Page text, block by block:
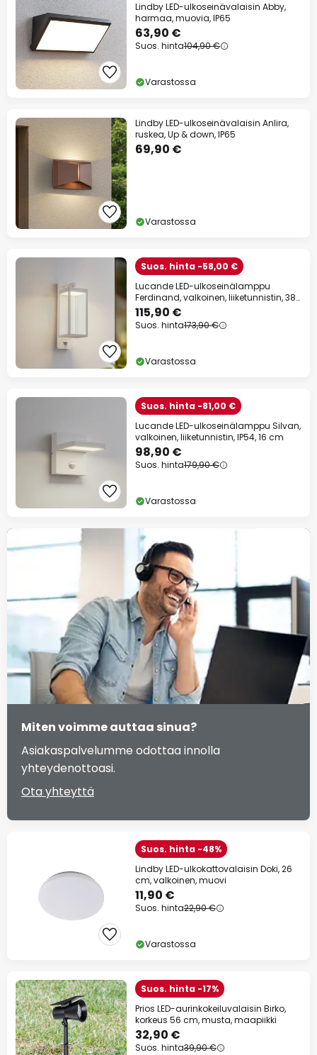
Lindby LED-ulkoseinävalaisin Abby,
harmaa, muovia, IP65
63,90 €
Suos. hinta104,90 €
Varastossa
Lindby LED-ulkoseinävalaisin Anlira,
ruskea, Up & down, IP65
69,90 €
Varastossa
Suos. hinta -58,00 €
Lucande LED-ulkoseinälamppu
Ferdinand, valkoinen, liiketunnistin, 38
cm
115,90 €
Suos. hinta173,90 €
Varastossa
Suos. hinta -81,00 €
Lucande LED-ulkoseinälamppu Silvan,
valkoinen, liiketunnistin, IP54, 16 cm
98,90 €
Suos. hinta179,90 €
Varastossa
Miten voimme auttaa sinua?
Asiakaspalvelumme odottaa innolla
yhteydenottoasi.
Ota yhteyttä
Suos. hinta -48%
Lindby LED-ulkokattovalaisin Doki, 26
cm, valkoinen, muovi
11,90 €
Suos. hinta22,90 €
Varastossa
Suos. hinta -17%
Prios LED-aurinkokeiluvalaisin Birko,
korkeus 56 cm, musta, maapiikki
32,90 €
Suos. hinta39,90 €